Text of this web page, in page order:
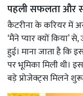
पहली सफलता और
कैटरीना के करियर में
‘मैंने प्यार क्यों किया’
हुई। माना जाता है कि
पर भूमिका मिली थी।
बड़े प्रोजेक्ट्स मिलने